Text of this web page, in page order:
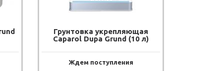
Грунтовка укрепляющая
Caparol Dupa Grund (10 л)
Ждем поступления